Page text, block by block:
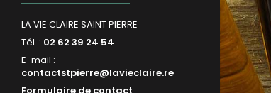
LA VIE CLAIRE SAINT PIERRE
Tél. : 02 62 39 24 54
E-mail :
contactstpierre@lavieclaire.re